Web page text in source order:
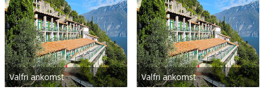
Valfri ankomst Valfri ankomst